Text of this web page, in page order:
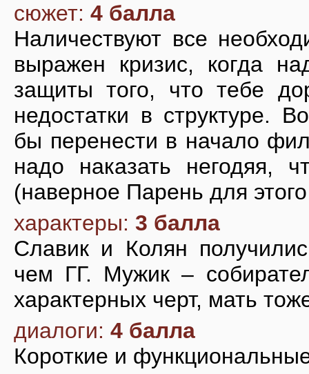
сюжет: 4 балла
Наличествуют все
выражен кризис, когда
защиты того, что тебе
недостатки в структуре.
бы перенести в начало
надо наказать негодяя,
(наверное Парень для
характеры: 3 балла
Славик и Колян
чем ГГ. Мужик –
характерных черт, мать
диалоги: 4 балла
Короткие и